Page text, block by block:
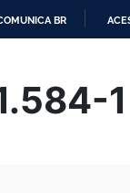
O
CONTEÚDO
BR